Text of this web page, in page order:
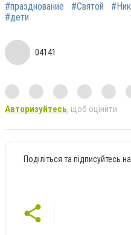
#празднование
#Святой
#дети
04141
Авторизуйтесь, щоб оцінити
Поділіться та підписуйтесь